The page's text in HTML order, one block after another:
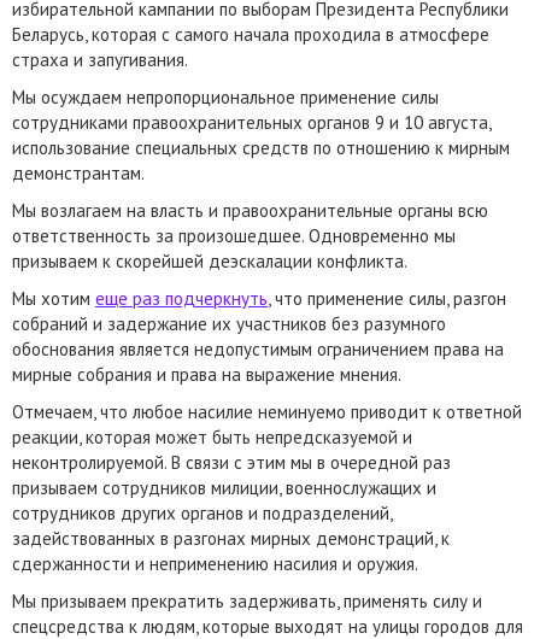
избирательной кампании по выборам Президента Республики
Беларусь, которая с самого начала проходила в атмосфере
страха и запугивания.
Мы осуждаем непропорциональное применение силы
сотрудниками правоохранительных органов 9 и 10 августа,
использование специальных средств по отношению к мирным
демонстрантам.
Мы возлагаем на власть и правоохранительные органы всю
ответственность за произошедшее. Одновременно мы
призываем к скорейшей деэскалации конфликта.
Мы хотим еще раз подчеркнуть, что применение силы, разгон
собраний и задержание их участников без разумного
обоснования является недопустимым ограничением права на
мирные собрания и права на выражение мнения.
Отмечаем, что любое насилие неминуемо приводит к ответной
реакции, которая может быть непредсказуемой и
неконтролируемой. В связи с этим мы в очередной раз
призываем сотрудников милиции, военнослужащих и
сотрудников других органов и подразделений,
задействованных в разгонах мирных демонстраций, к
сдержанности и неприменению насилия и оружия.
Мы призываем прекратить задерживать, применять силу и
спецсредства к людям, которые выходят на улицы городов для